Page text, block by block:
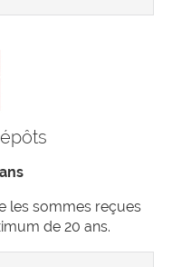
les sommes reçues
de 20 ans.